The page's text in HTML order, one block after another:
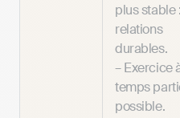
plus stable :
relations
durables.
– Exercice
temps
possible.